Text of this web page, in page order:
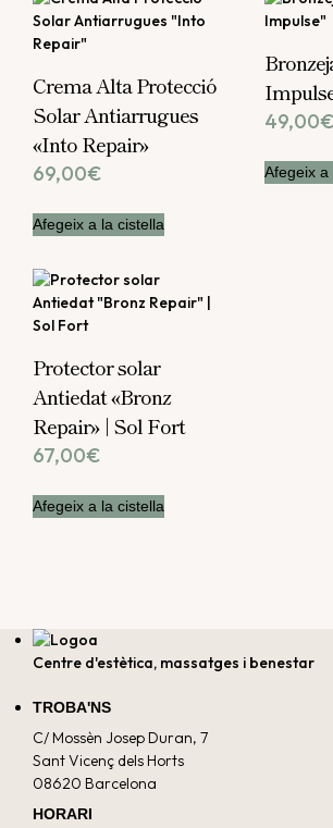
Crema Alta Protecció
Solar Antiarrugues
«Into Repair»
69,00€
Afegeix a la cistella
49,00€
Afegeix a
Protector solar
Antiedat «Bronz
Repair» | Sol Fort
67,00€
Afegeix a la cistella
Centre d'estètica, massatges i benestar
TROBA'NS
C/ Mossèn Josep Duran, 7
Sant Vicenç dels Horts
08620 Barcelona
HORARI